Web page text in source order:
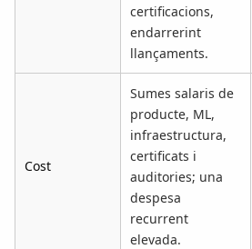
certificacions,
endarrerint
llançaments.
Cost
Sumes salaris de
producte, ML,
infraestructura,
certificats i
auditories; una
despesa
recurrent
elevada.